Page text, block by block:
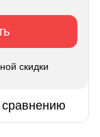
скидки
сравнению